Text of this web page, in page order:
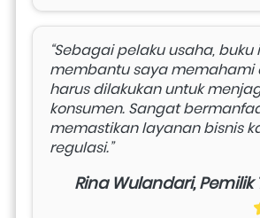
“Sebagai pelaku usaha, buku
membantu saya memahami
harus dilakukan untuk
konsumen. Sangat
memastikan layanan bisnis
regulasi.”
Rina Wulandari, Pemilik